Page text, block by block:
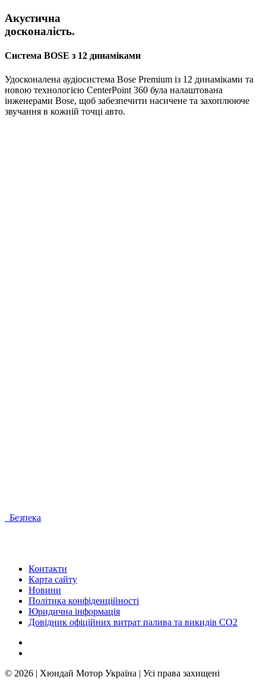
Акустична
досконалість.
Система BOSE з 12 динаміками
Удосконалена аудіосистема Bose Premium із 12 динаміками та
новою технологією CenterPoint 360 була налаштована
інженерами Bose, щоб забезпечити насичене та захоплююче
звучання в кожній точці авто.
Безпека
Контакти
Карта сайту
Новини
Політика конфіденційності
Юридична інформація
Довідник офіційних витрат палива та викидів СО2
© 2026 | Хюндай Мотор Україна | Усі права захищені